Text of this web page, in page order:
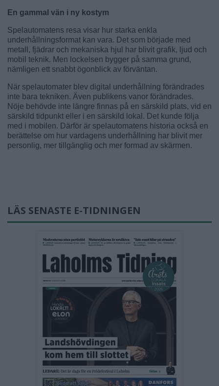
En gammal vän i ny kostym
Spelautomatens resa visar hur starka enkla
underhållningsformat kan vara. Det som började med
metall, fjädrar och mekaniska hjul har blivit grafik, ljud och
mobil teknik. Men lockelsen bygger på samma grund,
nämligen ett snabbt ögonblick av förväntan.
När spelautomater blev digital underhållning förändrades
inte bara tekniken. Även publikens vanor förändrades.
Nöje behövde inte längre finnas på en särskild plats, vid en
särskild tidpunkt eller i en särskild lokal. Det kunde följa
med i mobilen. Därför är spelautomatens historia också en
berättelse om hur vardagens underhållning har blivit mer
personlig, mer tillgänglig och mer formad av skärmen.
LÄS SENASTE E-TIDNINGEN